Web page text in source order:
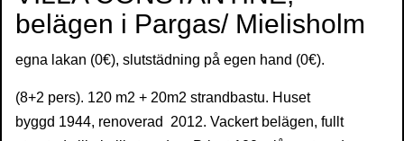
belägen i Pargas/ Mielisholm
egna lakan (0€), slutstädning på egen hand (0€).
(8+2 pers). 120 m2 + 20m2 strandbastu. Huset
byggd 1944, renoverad 2012. Vackert belägen, fullt